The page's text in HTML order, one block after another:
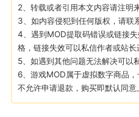
我的钱包 道具
MOD下载 攻略教程
2、转载或者引用本文内容请注明
3、如内容侵犯到任何版权，请联
4、遇到MOD提取码错误或链接
格，链接失效可以私信作者或站长
5、如遇到其他问题无法解决可以
6、游戏MOD属于虚拟数字商品
不允许申请退款，购买即默认同意